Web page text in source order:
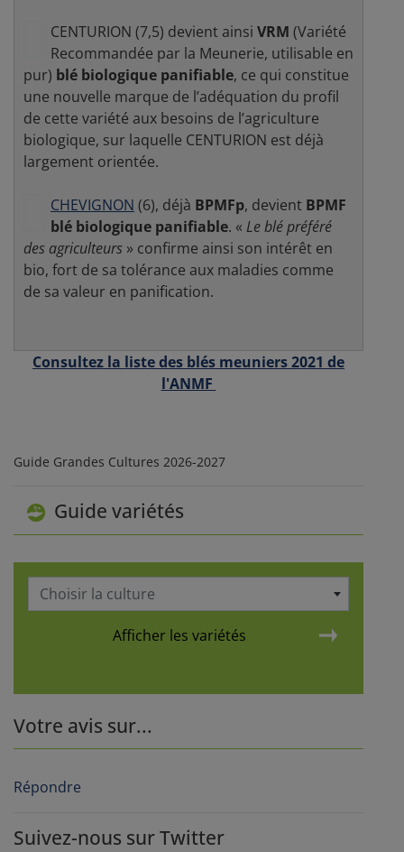
Guide Grandes Cultures 2026-2027
Guide variétés
Choisir la culture
Afficher les variétés
Votre avis sur...
Répondre
Suivez-nous sur Twitter
CENTURION (7,5) devient ainsi VRM (Variété
Recommandée par la Meunerie, utilisable en
pur) blé biologique panifiable, ce qui constitue
une nouvelle marque de l’adéquation du profil
de cette variété aux besoins de l’agriculture
biologique, sur laquelle CENTURION est déjà
largement orientée.
CHEVIGNON (6), déjà BPMFp, devient BPMF
blé biologique panifiable. « Le blé préféré
des agriculteurs » confirme ainsi son intérêt en
bio, fort de sa tolérance aux maladies comme
de sa valeur en panification.
Consultez la liste des blés meuniers 2021 de
l'ANMF